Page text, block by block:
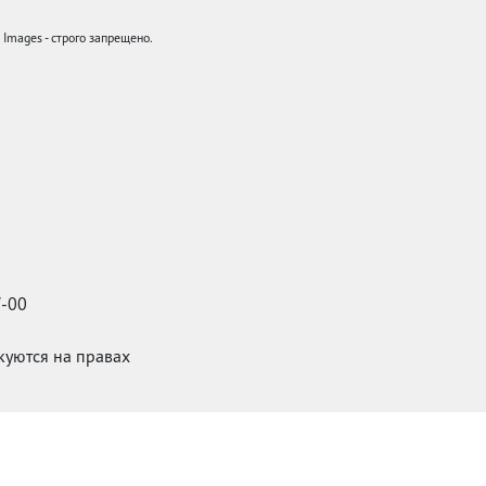
- строго запрещено.
00
на правах